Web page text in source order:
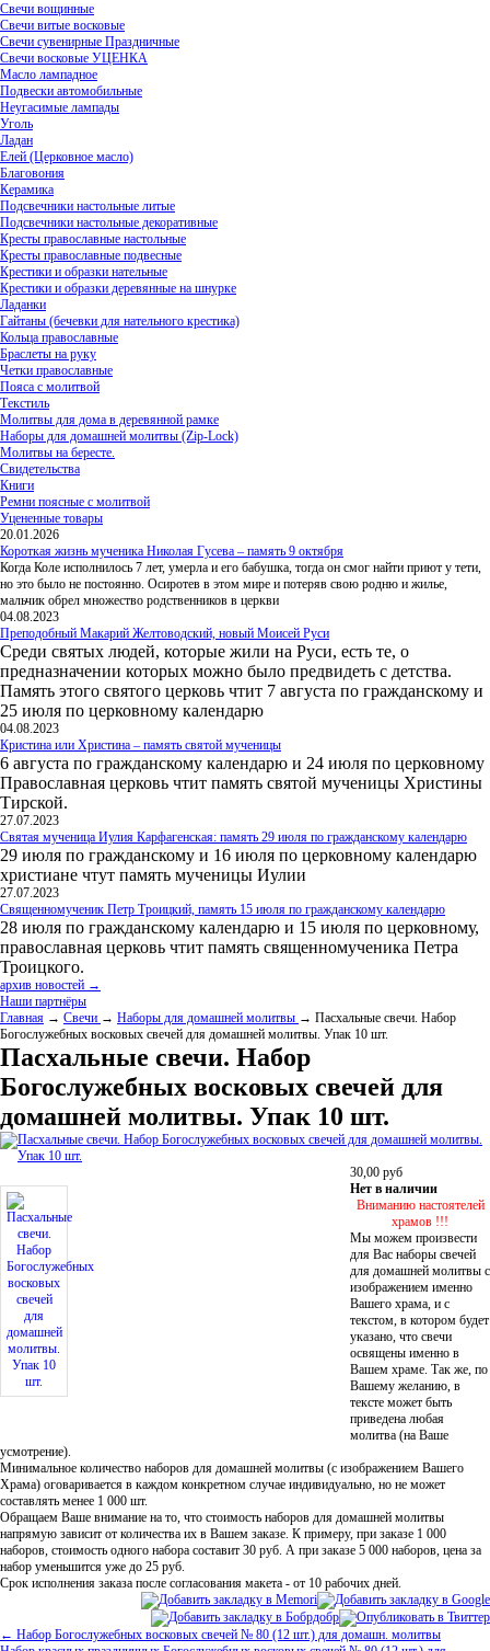
Свечи вощинные
Свечи витые восковые
Свечи сувенирные Праздничные
Свечи восковые УЦЕНКА
Масло лампадное
Подвески автомобильные
Неугасимые лампады
Уголь
Ладан
Елей (Церковное масло)
Благовония
Керамика
Подсвечники настольные литые
Подсвечники настольные декоративные
Кресты православные настольные
Кресты православные подвесные
Крестики и образки нательные
Крестики и образки деревянные на шнурке
Ладанки
Гайтаны (бечевки для нательного крестика)
Кольца православные
Браслеты на руку
Четки православные
Пояса с молитвой
Текстиль
Молитвы для дома в деревянной рамке
Наборы для домашней молитвы (Zip-Lock)
Молитвы на бересте.
Свидетельства
Книги
Ремни поясные с молитвой
Уцененные товары
20.01.2026
Короткая жизнь мученика Николая Гусева – память 9 октября
Когда Коле исполнилось 7 лет, умерла и его бабушка, тогда он смог найти приют у тети,
но это было не постоянно. Осиротев в этом мире и потеряв свою родню и жилье,
мальчик обрел множество родственников в церкви
04.08.2023
Преподобный Макарий Желтоводский, новый Моисей Руси
Среди святых людей, которые жили на Руси, есть те, о
предназначении которых можно было предвидеть с детства.
Память этого святого церковь чтит 7 августа по гражданскому и
25 июля по церковному календарю
04.08.2023
Кристина или Христина – память святой мученицы
6 августа по гражданскому календарю и 24 июля по церковному
Православная церковь чтит память святой мученицы Христины
Тирской.
27.07.2023
Святая мученица Иулия Карфагенская: память 29 июля по гражданскому календарю
29 июля по гражданскому и 16 июля по церковному календарю
христиане чтут память мученицы Иулии
27.07.2023
Священномученик Петр Троицкий, память 15 июля по гражданскому календарю
28 июля по гражданскому календарю и 15 июля по церковному,
православная церковь чтит память священномученика Петра
Троицкого.
архив новостей →
Наши партнёры
Главная → Свечи → Наборы для домашней молитвы → Пасхальные свечи. Набор
Богослужебных восковых свечей для домашней молитвы. Упак 10 шт.
Пасхальные свечи. Набор
Богослужебных восковых свечей для
домашней молитвы. Упак 10 шт.
30,00 руб
Нет в наличии
Вниманию настоятелей
храмов !!!
Мы можем произвести
для Вас наборы свечей
для домашней молитвы с
изображением именно
Вашего храма, и с
текстом, в котором будет
указано, что свечи
освящены именно в
Вашем храме. Так же, по
Вашему желанию, в
тексте может быть
приведена любая
молитва (на Ваше
усмотрение).
Минимальное количество наборов для домашней молитвы (с изображением Вашего
Храма) оговаривается в каждом конкретном случае индивидуально, но не может
составлять менее 1 000 шт.
Обращаем Ваше внимание на то, что стоимость наборов для домашней молитвы
напрямую зависит от количества их в Вашем заказе. К примеру, при заказе 1 000
наборов, стоимость одного набора составит 30 руб. А при заказе 5 000 наборов, цена за
набор уменьшится уже до 25 руб.
Срок исполнения заказа после согласования макета - от 10 рабочих дней.
← Набор Богослужебных восковых свечей № 80 (12 шт.) для домашн. молитвы